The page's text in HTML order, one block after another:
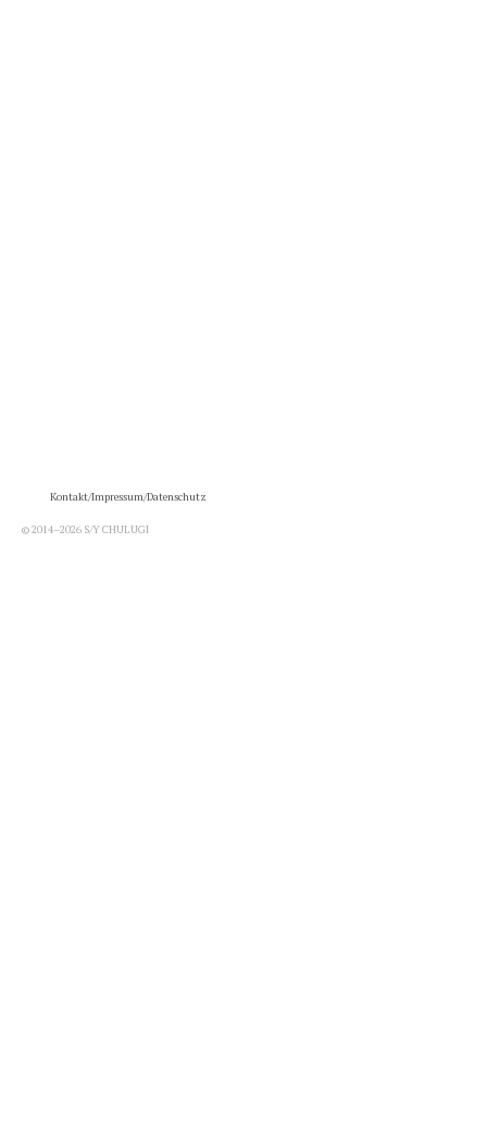
Kontakt/Impressum/Datenschutz
© 2014–2026 S/Y CHULUGI